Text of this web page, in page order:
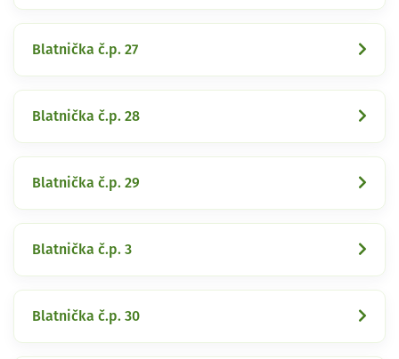
Blatnička č.p. 27
Blatnička č.p. 28
Blatnička č.p. 29
Blatnička č.p. 3
Blatnička č.p. 30